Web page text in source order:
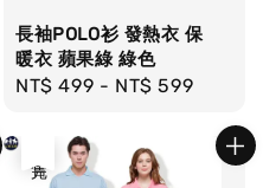
長袖POLO衫 發熱衣 保
暖衣 蘋果綠 綠色
Regular
NT$ 499 - NT$ 599